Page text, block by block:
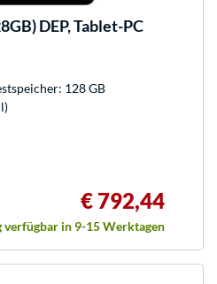
DEP, Tablet-PC
128 GB
€ 792,44
verfügbar in 9-15 Werktagen